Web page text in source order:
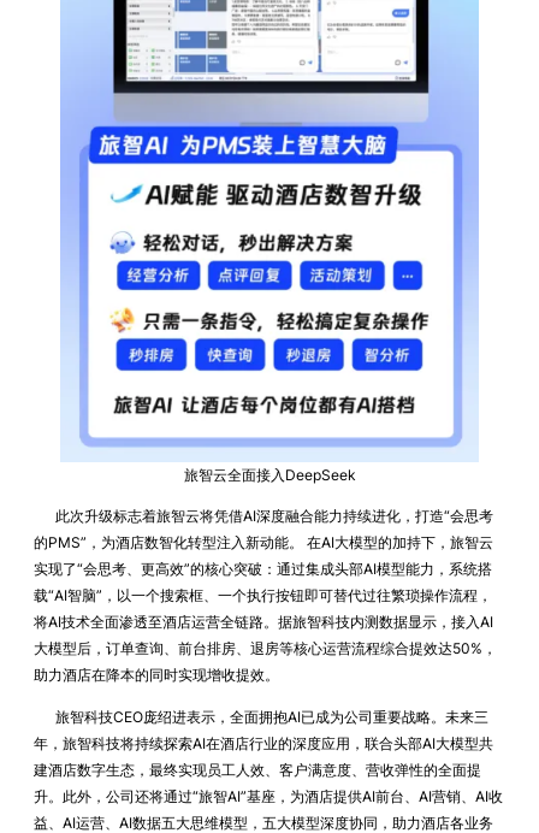
旅智云全面接入DeepSeek
此次升级标志着旅智云将凭借AI深度融合能力持续进化，打造“会思考
的PMS”，为酒店数智化转型注入新动能。 在AI大模型的加持下，旅智云
实现了“会思考、更高效”的核心突破：通过集成头部AI模型能力，系统搭
载“AI智脑”，以一个搜索框、一个执行按钮即可替代过往繁琐操作流程，
将AI技术全面渗透至酒店运营全链路。据旅智科技内测数据显示，接入AI
大模型后，订单查询、前台排房、退房等核心运营流程综合提效达50%，
助力酒店在降本的同时实现增收提效。
旅智科技CEO庞绍进表示，全面拥抱AI已成为公司重要战略。未来三
年，旅智科技将持续探索AI在酒店行业的深度应用，联合头部AI大模型共
建酒店数字生态，最终实现员工人效、客户满意度、营收弹性的全面提
升。此外，公司还将通过“旅智AI”基座，为酒店提供AI前台、AI营销、AI收
益、AI运营、AI数据五大思维模型，五大模型深度协同，助力酒店各业务